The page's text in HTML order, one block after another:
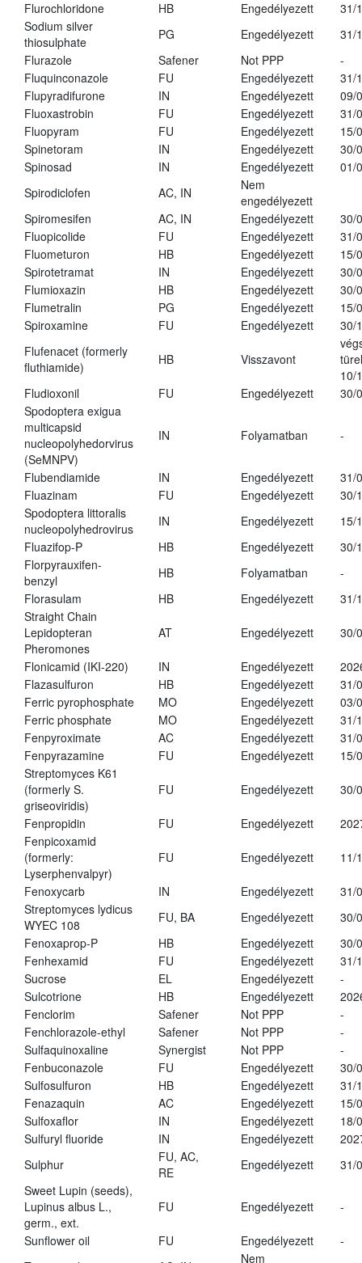
Flurochloridone
HB Engedélyezett
31/
Sodium silver
thiosulphate
PG Engedélyezett
31/
Flurazole
Safener Not PPP
-
Fluquinconazole
FU Engedélyezett
31/
Flupyradifurone
IN Engedélyezett
09/
Fluoxastrobin
FU Engedélyezett
31/
Fluopyram
FU Engedélyezett
15/
Spinetoram
IN Engedélyezett
30/
Spinosad
IN Engedélyezett
01/
Spirodiclofen
AC, IN
Nem
engedélyezett
Spiromesifen
AC, IN Engedélyezett
30/
Fluopicolide
FU Engedélyezett
31/
Fluometuron
HB Engedélyezett
15/
Spirotetramat
IN Engedélyezett
30/
Flumioxazin
HB Engedélyezett
30/
Flumetralin
PG Engedélyezett
15/
Spiroxamine
FU Engedélyezett
30/
Flufenacet (formerly
fluthiamide)
HB Visszavont
10/
Fludioxonil
FU Engedélyezett
30/
Spodoptera exigua
multicapsid
nucleopolyhedorvirus
(SeMNPV)
IN Folyamatban -
Flubendiamide IN Engedélyezett
31/
Fluazinam
FU Engedélyezett
30/
Spodoptera littoralis
nucleopolyhedrovirus
IN Engedélyezett
15/
Fluazifop-P
HB Engedélyezett
30/
Florpyrauxifen-
benzyl
HB Folyamatban
-
Florasulam
HB Engedélyezett
31/
Straight Chain
Lepidopteran
Pheromones
AT Engedélyezett 30/
Flonicamid (IKI-220) IN Engedélyezett
Flazasulfuron
HB Engedélyezett
31/
Ferric pyrophosphate
MO Engedélyezett
03/
Ferric phosphate
MO Engedélyezett
31/
Fenpyroximate
AC Engedélyezett
31/
Fenpyrazamine
FU Engedélyezett
15/
Streptomyces K61
(formerly S.
griseoviridis)
FU Engedélyezett 30/
Fenpropidin FU Engedélyezett
Fenpicoxamid
(formerly:
Lyserphenvalpyr)
FU Engedélyezett 11/
Fenoxycarb IN Engedélyezett
31/
Streptomyces lydicus
WYEC 108
FU, BA Engedélyezett
30/
Fenoxaprop-P
HB Engedélyezett
30/
Fenhexamid
FU Engedélyezett
31/
Sucrose
EL Engedélyezett
-
Sulcotrione
HB Engedélyezett
Fenclorim
Safener Not PPP
-
Fenchlorazole-ethyl
Safener Not PPP
-
Sulfaquinoxaline
Synergist Not PPP
-
Fenbuconazole
FU Engedélyezett
30/
Sulfosulfuron
HB Engedélyezett
31/
Fenazaquin
AC Engedélyezett
15/
Sulfoxaflor
IN Engedélyezett
18/
Sulfuryl fluoride
IN Engedélyezett
Sulphur
FU, AC,
RE
Engedélyezett
31/
Sweet Lupin (seeds),
Lupinus albus L.,
germ., ext.
FU Engedélyezett -
Sunflower oil FU Engedélyezett
-
Nem